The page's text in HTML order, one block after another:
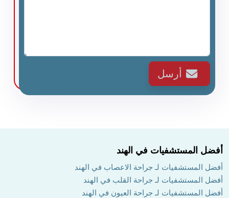
أرسل
أفضل المستشفيات في الهند
أفضل المستشفيات لـ جراحة الاعصاب في الهند
أفضل المستشفيات لـ جراحة القلب في الهند
أفضل المستشفيات لـ جراحة العيون في الهند